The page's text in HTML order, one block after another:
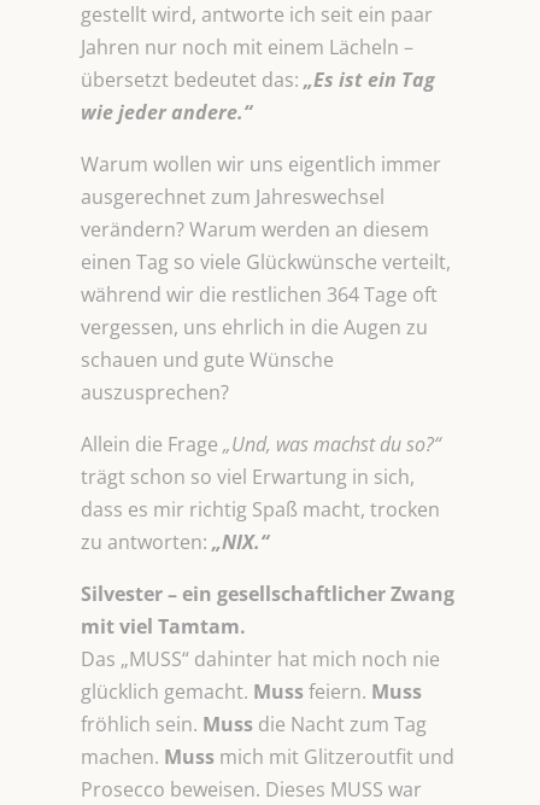
gestellt wird, antworte ich seit ein paar
Jahren nur noch mit einem Lächeln –
übersetzt bedeutet das:„Es ist ein Tag
wiejeder andere.“
Warum wollen wir uns eigentlich immer
ausgerechnet zum Jahreswechsel
verändern? Warum werden an diesem
einen Tag so viele Glückwünsche verteilt,
während wir die restlichen 364 Tage oft
vergessen, uns ehrlich in die Augen zu
schauen und gute Wünsche
auszusprechen?
Allein die Frage„Und, was machst du so?“
trägt schon so viel Erwartung in sich,
dass es mir richtig Spaß macht, trocken
zu antworten: „NIX.“
Silvester – ein gesellschaftlicher Zwang
mit viel Tamtam.
Das „MUSS“ dahinter hat mich noch nie
glücklich gemacht. Mussfeiern. Muss
fröhlich sein. Muss die Nacht zum Tag
machen. Muss mich mit Glitzeroutfit und
Prosecco beweisen. Dieses MUSS war